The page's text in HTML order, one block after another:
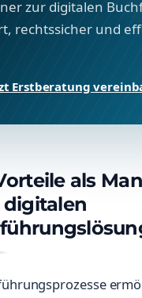
zur digitalen
rechtssicher und
Erstberatung
als
digitalen